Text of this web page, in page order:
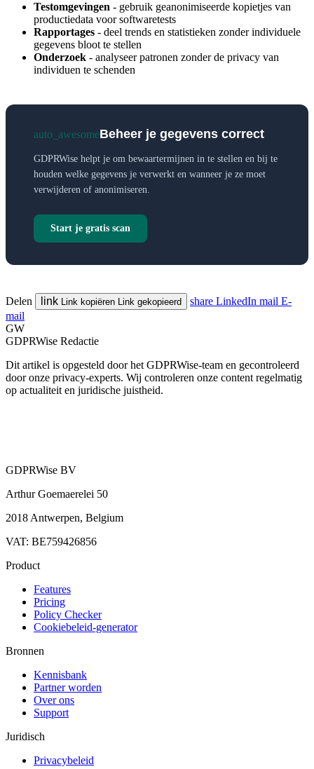
Testomgevingen - gebruik geanonimiseerde kopietjes van
productiedata voor softwaretests
Rapportages - deel trends en statistieken zonder individuele
gegevens bloot te stellen
Onderzoek - analyseer patronen zonder de privacy van
individuen te schenden
auto_awesomeBeheer je gegevens correct
GDPRWise helpt je om bewaartermijnen in te stellen en bij te
houden welke gegevens je verwerkt en wanneer je ze moet
verwijderen of anonimiseren.
Start je gratis scan
Delen link Link kopiëren Link gekopieerd share LinkedIn mail E-
mail
GW
GDPRWise Redactie
Dit artikel is opgesteld door het GDPRWise-team en gecontroleerd
door onze privacy-experts. Wij controleren onze content regelmatig
op actualiteit en juridische juistheid.
GDPRWise BV
Arthur Goemaerelei 50
2018 Antwerpen, Belgium
VAT: BE759426856
Product
Features
Pricing
Policy Checker
Cookiebeleid-generator
Bronnen
Kennisbank
Partner worden
Over ons
Support
Juridisch
Privacybeleid